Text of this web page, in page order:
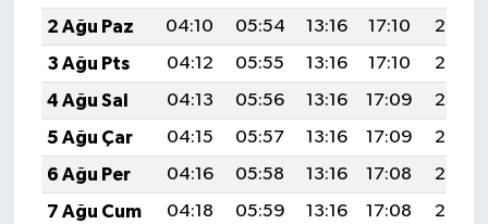
2 Ağu Paz
04:10 05:54 13:16 17:10
20:28
3 Ağu Pts
04:12 05:55 13:16 17:10
20:27
4 Ağu Sal
04:13 05:56 13:16 17:09
20:26
5 Ağu Çar
04:15 05:57 13:16 17:09
20:24
6 Ağu Per
04:16 05:58 13:16 17:08
20:23
7 Ağu Cum
04:18 05:59 13:16 17:08
20:22